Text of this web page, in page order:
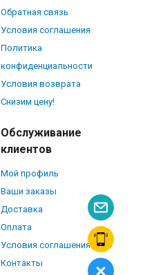
Обратная связь
Условия соглашения
Политика
конфиденциальности
Условия возврата
Снизим цену!
Обслуживание
клиентов
Мой профиль
Ваши заказы
Доставка
Оплата
Условия соглашения
Контакты